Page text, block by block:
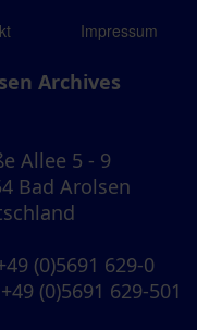
Impressum
Archives
Allee 5 - 9
Bad Arolsen
(0)5691 629-0
(0)5691 629-501